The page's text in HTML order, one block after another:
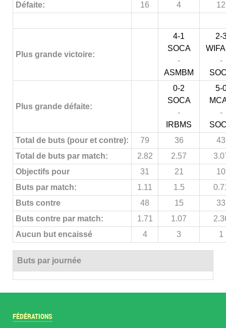
Défaite:
16 4 12
Plus grande victoire:
4-1
SOCA
-
ASMBM
2-
-
Plus grande défaite:
0-2
SOCA
-
IRBMS
5-
-
Total de buts (pour et contre):
79 36
43
Total de buts par match:
2.82 2.57
Objectifs pour
31 21
10
Buts par match:
1.11 1.5
Buts contre
48 15
33
Buts contre par match:
1.71 1.07
Aucun but encaissé
4 3 1
Buts par journée
FÉDÉRATIONS